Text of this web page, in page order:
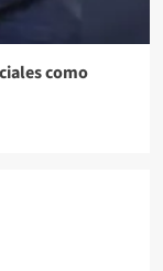
como